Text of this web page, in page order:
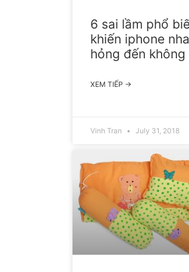
6 sai lầm phổ
khiến iphone
hỏng đến không
XEM TIẾP →
Vinh Tran July 31, 2018